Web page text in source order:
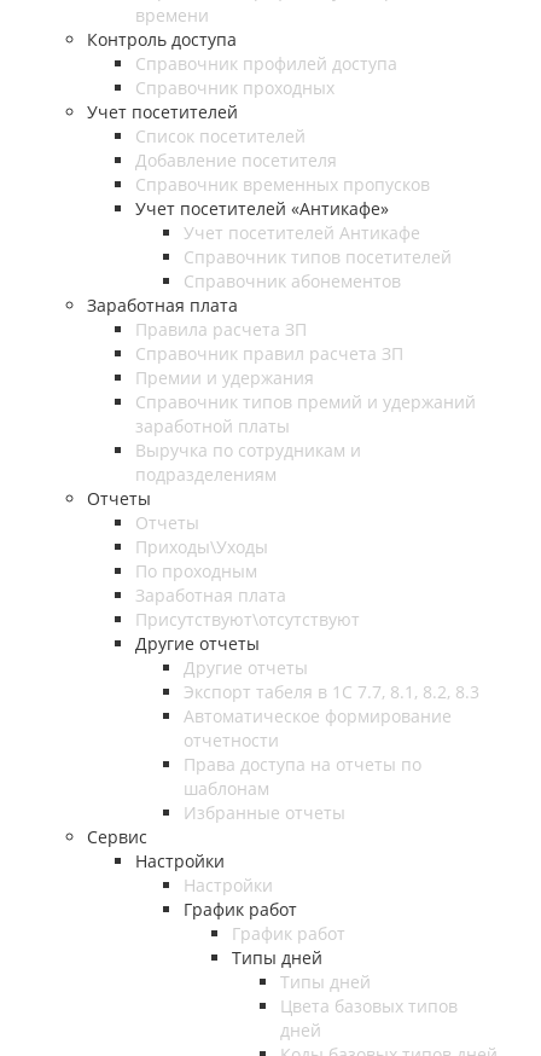
времени
Контроль доступа
Справочник профилей доступа
Справочник проходных
Учет посетителей
Список посетителей
Добавление посетителя
Справочник временных пропусков
Учет посетителей «Антикафе»
Учет посетителей Антикафе
Справочник типов посетителей
Справочник абонементов
Заработная плата
Правила расчета ЗП
Справочник правил расчета ЗП
Премии и удержания
Справочник типов премий и удержаний
заработной платы
Выручка по сотрудникам и
подразделениям
Отчеты
Отчеты
Приходы\Уходы
По проходным
Заработная плата
Присутствуют\отсутствуют
Другие отчеты
Другие отчеты
Экспорт табеля в 1С 7.7, 8.1, 8.2, 8.3
Автоматическое формирование
отчетности
Права доступа на отчеты по
шаблонам
Избранные отчеты
Сервис
Настройки
Настройки
График работ
График работ
Типы дней
Типы дней
Цвета базовых типов
дней